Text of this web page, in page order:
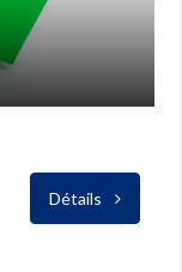
Détails